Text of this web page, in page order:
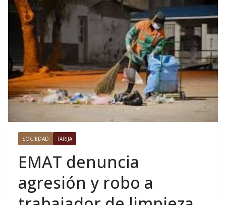
SOCIEDAD TARIJA
EMAT denuncia
agresión y robo a